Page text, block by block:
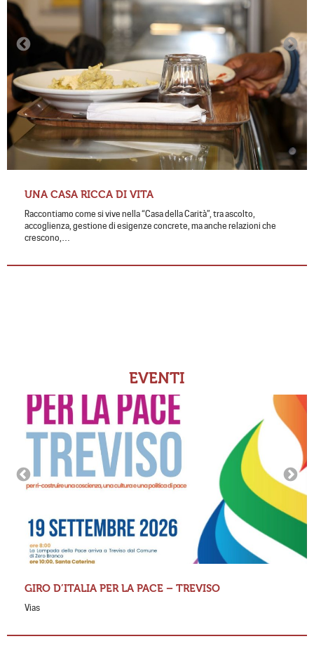
UNA CASA RICCA DI VITA
Raccontiamo come si vive nella “Casa della Carità”, tra ascolto,
accoglienza, gestione di esigenze concrete, ma anche relazioni che
crescono,…
EVENTI
GIRO D’ITALIA PER LA PACE – TREVISO
Vias